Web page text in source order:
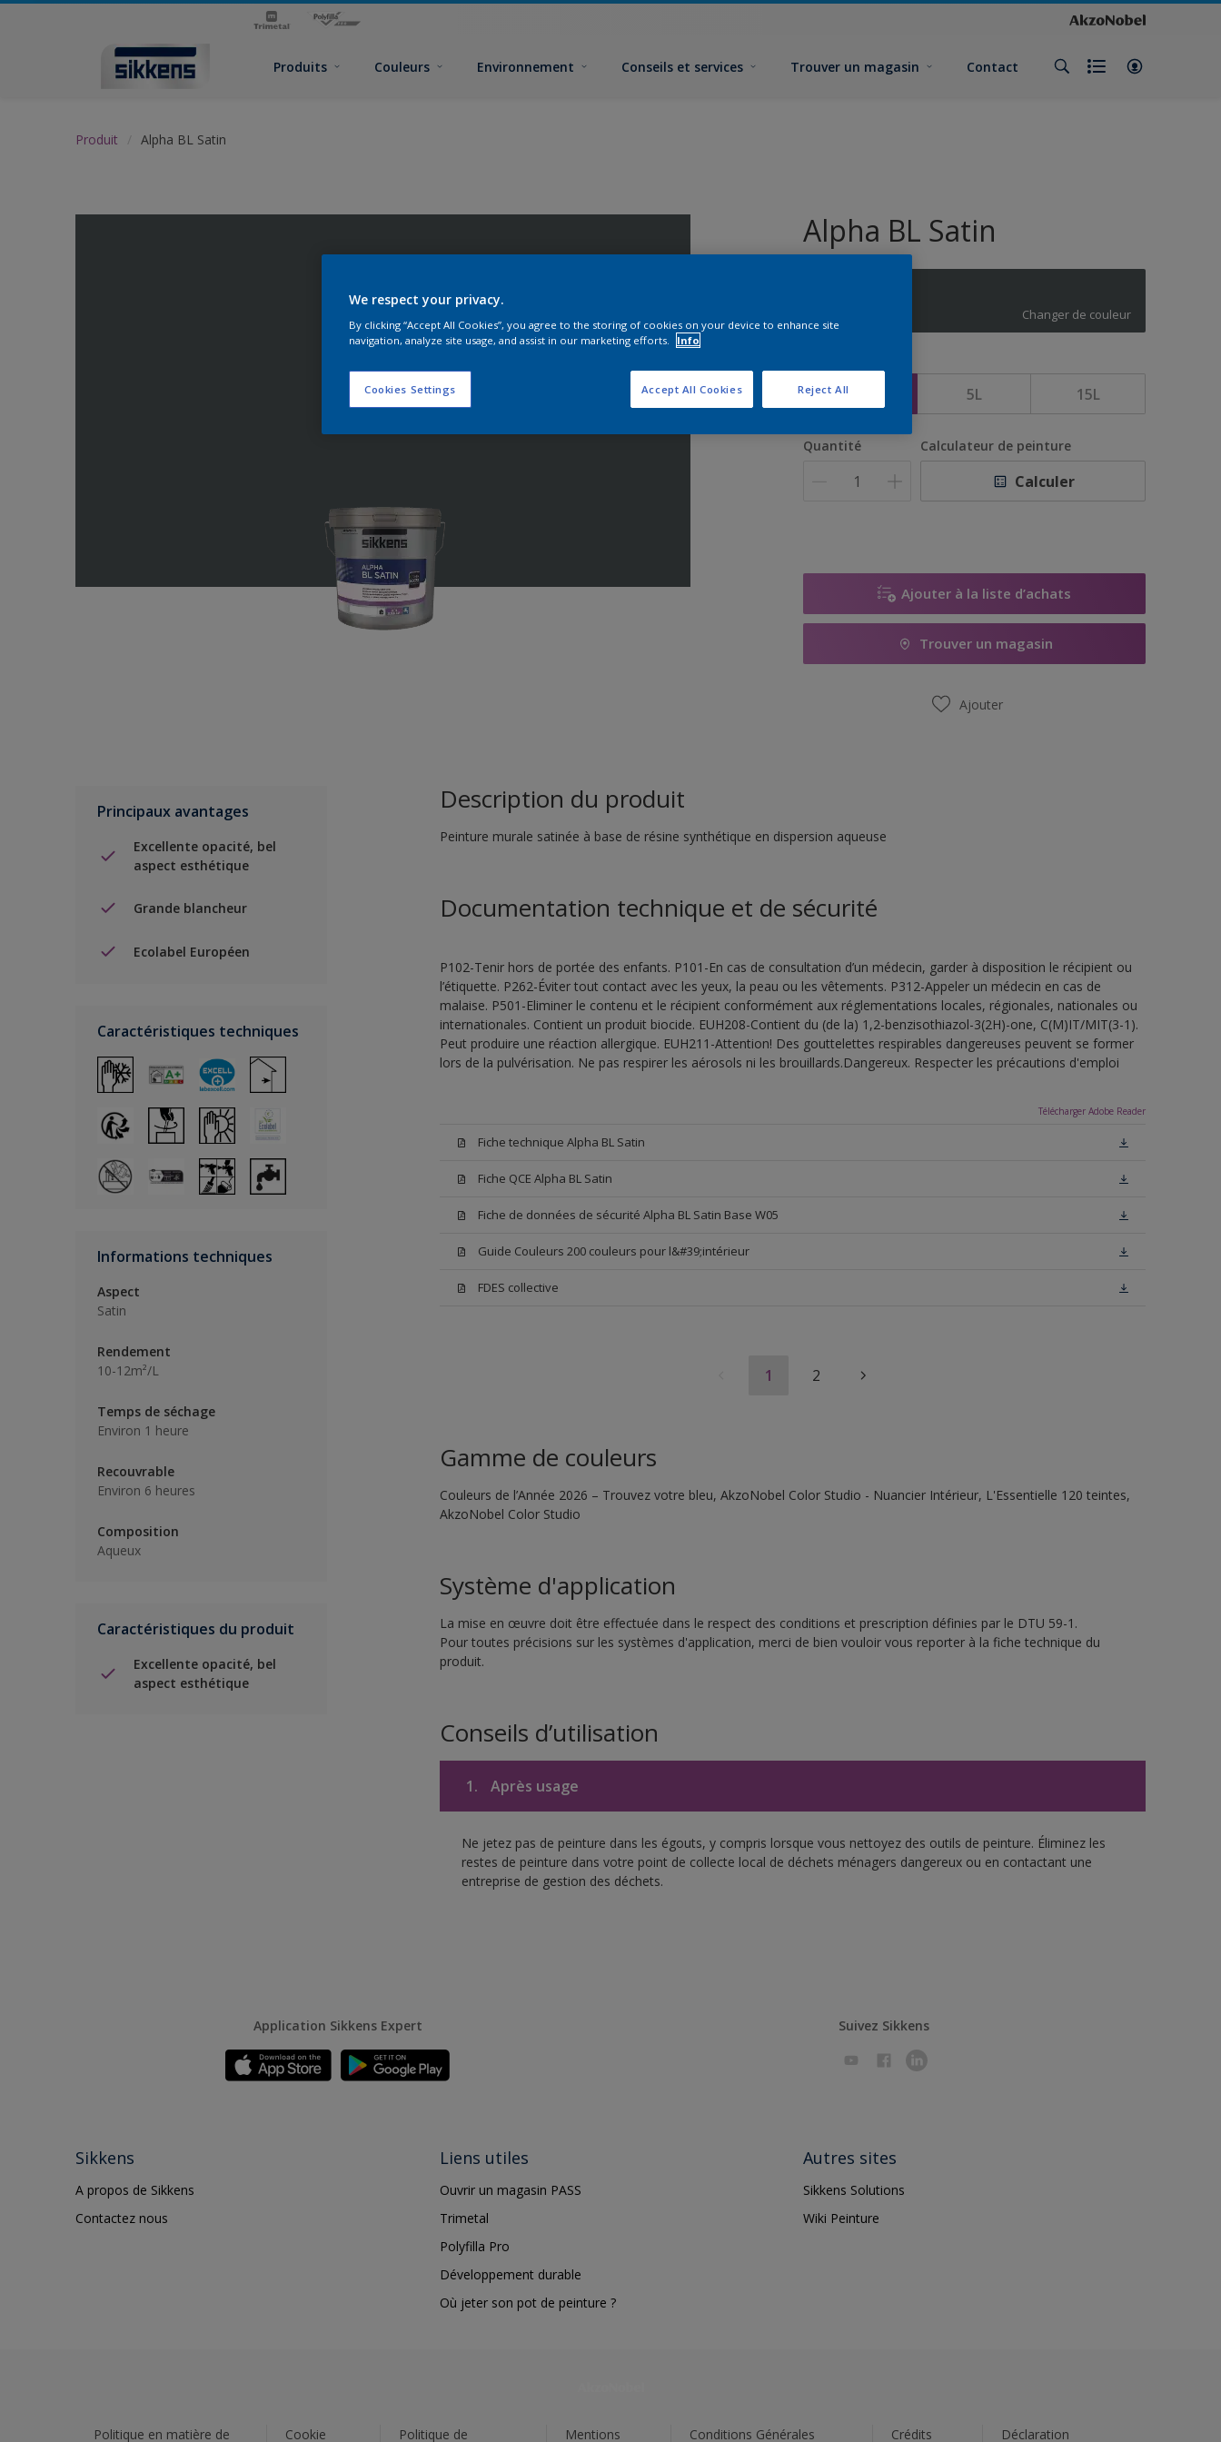
Produits Couleurs Environnement Conseils et services Trouver un magasin Contact
Produit Alpha BL Satin
Alpha BL Satin
Changer de couleur
5L 15L
Quantité Calculateur de peinture
Calculer
Ajouter à la liste d’achats
Trouver un magasin
Ajouter
Principaux avantages
Excellente opacité, bel
aspect esthétique
Grande blancheur
Ecolabel Européen
Caractéristiques techniques
Informations techniques
Aspect
Satin
Rendement
10-12m²/L
Temps de séchage
Environ 1 heure
Recouvrable
Environ 6 heures
Composition
Aqueux
Caractéristiques du produit
Excellente opacité, bel
aspect esthétique
Description du produit
Peinture murale satinée à base de résine synthétique en dispersion aqueuse
Documentation technique et de sécurité
P102-Tenir hors de portée des enfants. P101-En cas de consultation d’un médecin, garder à disposition le récipient ou
l’étiquette. P262-Éviter tout contact avec les yeux, la peau ou les vêtements. P312-Appeler un médecin en cas de
malaise. P501-Eliminer le contenu et le récipient conformément aux réglementations locales, régionales, nationales ou
internationales. Contient un produit biocide. EUH208-Contient du (de la) 1,2-benzisothiazol-3(2H)-one, C(M)IT/MIT(3-1).
Peut produire une réaction allergique. EUH211-Attention! Des gouttelettes respirables dangereuses peuvent se former
lors de la pulvérisation. Ne pas respirer les aérosols ni les brouillards.Dangereux. Respecter les précautions d'emploi
Télécharger Adobe Reader
Fiche technique Alpha BL Satin
Fiche QCE Alpha BL Satin
Fiche de données de sécurité Alpha BL Satin Base W05
Guide Couleurs 200 couleurs pour l&#39;intérieur
FDES collective
1 2
Gamme de couleurs
Couleurs de l’Année 2026 – Trouvez votre bleu, AkzoNobel Color Studio - Nuancier Intérieur, L'Essentielle 120 teintes,
AkzoNobel Color Studio
Système d'application
La mise en œuvre doit être effectuée dans le respect des conditions et prescription définies par le DTU 59-1.
Pour toutes précisions sur les systèmes d'application, merci de bien vouloir vous reporter à la fiche technique du
produit.
Conseils d’utilisation
1. Après usage
Ne jetez pas de peinture dans les égouts, y compris lorsque vous nettoyez des outils de peinture. Éliminez les
restes de peinture dans votre point de collecte local de déchets ménagers dangereux ou en contactant une
entreprise de gestion des déchets.
Application Sikkens Expert Suivez Sikkens
Sikkens
A propos de Sikkens
Contactez nous
Liens utiles
Ouvrir un magasin PASS
Trimetal
Polyfilla Pro
Développement durable
Où jeter son pot de peinture ?
Autres sites
Sikkens Solutions
Wiki Peinture
Politique en matière de Cookie Politique de Mentions Conditions Générales Crédits Déclaration
We respect your privacy.
By clicking “Accept All Cookies”, you agree to the storing of cookies on your device to enhance site
navigation, analyze site usage, and assist in our marketing efforts.
Info
Cookies Settings Reject All
Accept All Cookies